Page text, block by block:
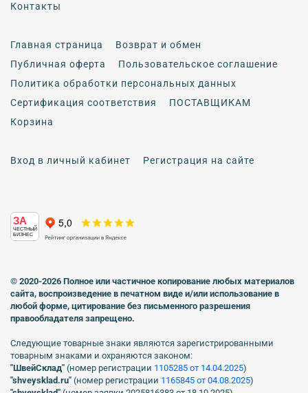
Контакты
Главная страница
Возврат и обмен
Публичная оферта
Пользовательское соглашение
Политика обработки персональных данных
Сертификация соответствия
ПОСТАВЩИКАМ
Корзина
Вход в личный кабинет Регистрация на сайте
ЗА
ЧЕСТНЫЙ
БИЗНЕС
© 2020-2026 Полное или частичное копирование любых материалов
сайта, воспроизведение в печатном виде и/или использование в
любой форме, цитирование без письменного разрешения
правообладателя запрещено.
Следующие товарные знаки являются зарегистрированными
товарным знаками и охраняются законом:
"ШвейСклад" (номер регистрации 1105285 от 14.04.2025)
"shveуsklad.ru" (номер регистрации 1165845 от 04.08.2025)